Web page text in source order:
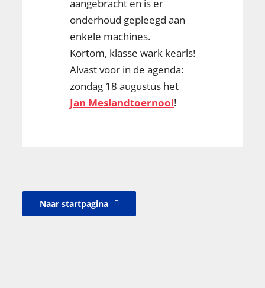
aangebracht en is er
onderhoud gepleegd aan
enkele machines.
Kortom, klasse wark kearls!
Alvast voor in de agenda:
zondag 18 augustus het
Jan Meslandtoernooi!
Naar startpagina